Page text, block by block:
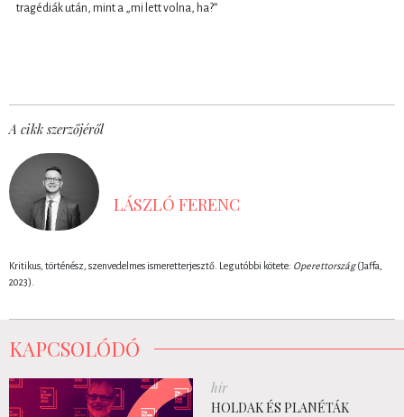
tragédiák után, mint a „mi lett volna, ha?”
A cikk szerzőjéről
LÁSZLÓ FERENC
Kritikus, történész, szenvedelmes ismeretterjesztő. Legutóbbi kötete: Operettország(Jaffa,
2023).
KAPCSOLÓDÓ
hír
HOLDAK ÉS PLANÉTÁK